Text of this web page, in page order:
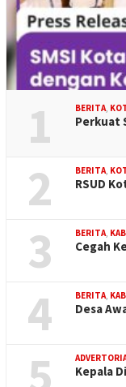
1 BERITA,
Perkuat
2 BERITA,
RSUD
3 BERITA,
Cegah
4 BERITA,
Desa
Kepala